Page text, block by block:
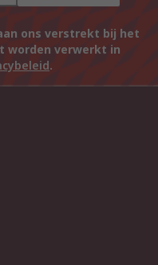
ons verstrekt bij het
worden verwerkt in
.